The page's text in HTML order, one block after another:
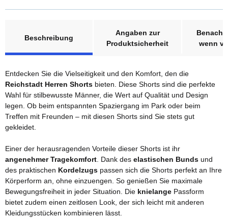
Beschreibung
Angaben zur
Produktsicherheit
wenn
Entdecken Sie die Vielseitigkeit und den Komfort, den die
Reichstadt Herren Shorts bieten. Diese Shorts sind die perfekte
Wahl für stilbewusste Männer, die Wert auf Qualität und Design
legen. Ob beim entspannten Spaziergang im Park oder beim
Treffen mit Freunden – mit diesen Shorts sind Sie stets gut
gekleidet.
Einer der herausragenden Vorteile dieser Shorts ist ihr
angenehmer Tragekomfort. Dank des elastischen Bunds und
des praktischen Kordelzugs passen sich die Shorts perfekt an Ihre
Körperform an, ohne einzuengen. So genießen Sie maximale
Bewegungsfreiheit in jeder Situation. Die knielange Passform
bietet zudem einen zeitlosen Look, der sich leicht mit anderen
Kleidungsstücken kombinieren lässt.